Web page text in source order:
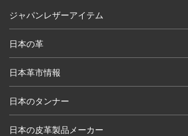
ジャパンレザーアイテム
日本の革
日本革市情報
日本のタンナー
日本の皮革製品メーカー